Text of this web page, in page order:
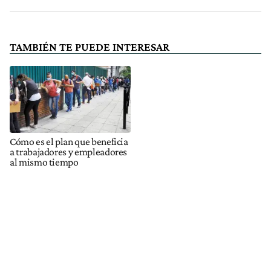
TAMBIÉN TE PUEDE INTERESAR
Cómo es el plan que beneficia
a trabajadores y empleadores
al mismo tiempo